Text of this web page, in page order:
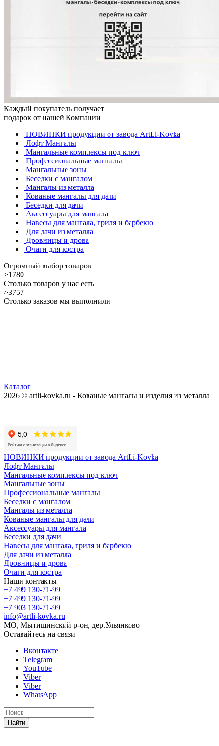
Каждый покупатель получает
подарок от нашей Компании
НОВИНКИ продукции от завода ArtLi-Kovka
Лофт Мангалы
Мангальные комплексы под ключ
Профессиональные мангалы
Мангальные зоны
Беседки с мангалом
Мангалы из металла
Кованые мангалы для дачи
Беседки для дачи
Аксессуары для мангала
Навесы для мангала, гриля и барбекю
Для дачи из металла
Дровницы и дрова
Очаги для костра
Огромный выбор товаров
>1780
Столько товаров у нас есть
>3757
Столько заказов мы выполнили
Каталог
2026 © artli-kovka.ru - Кованые мангалы и изделия из металла
НОВИНКИ продукции от завода ArtLi-Kovka
Лофт Мангалы
Мангальные комплексы под ключ
Мангальные зоны
Профессиональные мангалы
Беседки с мангалом
Мангалы из металла
Кованые мангалы для дачи
Аксессуары для мангала
Беседки для дачи
Навесы для мангала, гриля и барбекю
Для дачи из металла
Дровницы и дрова
Очаги для костра
Наши контакты
+7 499 130-71-99
+7 499 130-71-99
+7 903 130-71-99
info@artli-kovka.ru
МО, Мытищинский р-он, дер.Ульянково
Оставайтесь на связи
Вконтакте
Telegram
YouTube
Viber
Viber
WhatsApp
Найти